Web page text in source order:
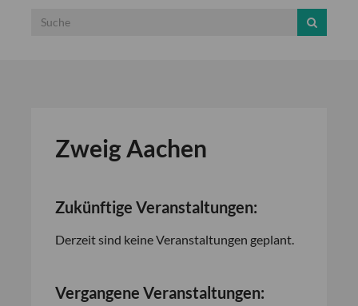
Zweig Aachen
Zukünftige Veranstaltungen:
Derzeit sind keine Veranstaltungen geplant.
Vergangene Veranstaltungen: